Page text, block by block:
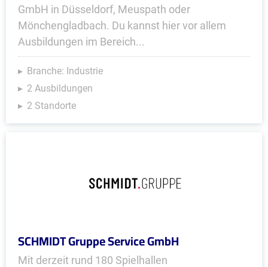
GmbH in Düsseldorf, Meuspath oder
Mönchengladbach. Du kannst hier vor allem
Ausbildungen im Bereich...
Branche: Industrie
2 Ausbildungen
2 Standorte
SCHMIDT Gruppe Service GmbH
Mit derzeit rund 180 Spielhallen